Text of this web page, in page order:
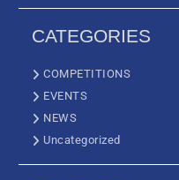
CATEGORIES
COMPETITIONS
EVENTS
NEWS
Uncategorized